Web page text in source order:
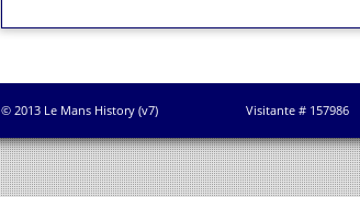
© 2013 Le Mans History (v7) Visitante # 157986